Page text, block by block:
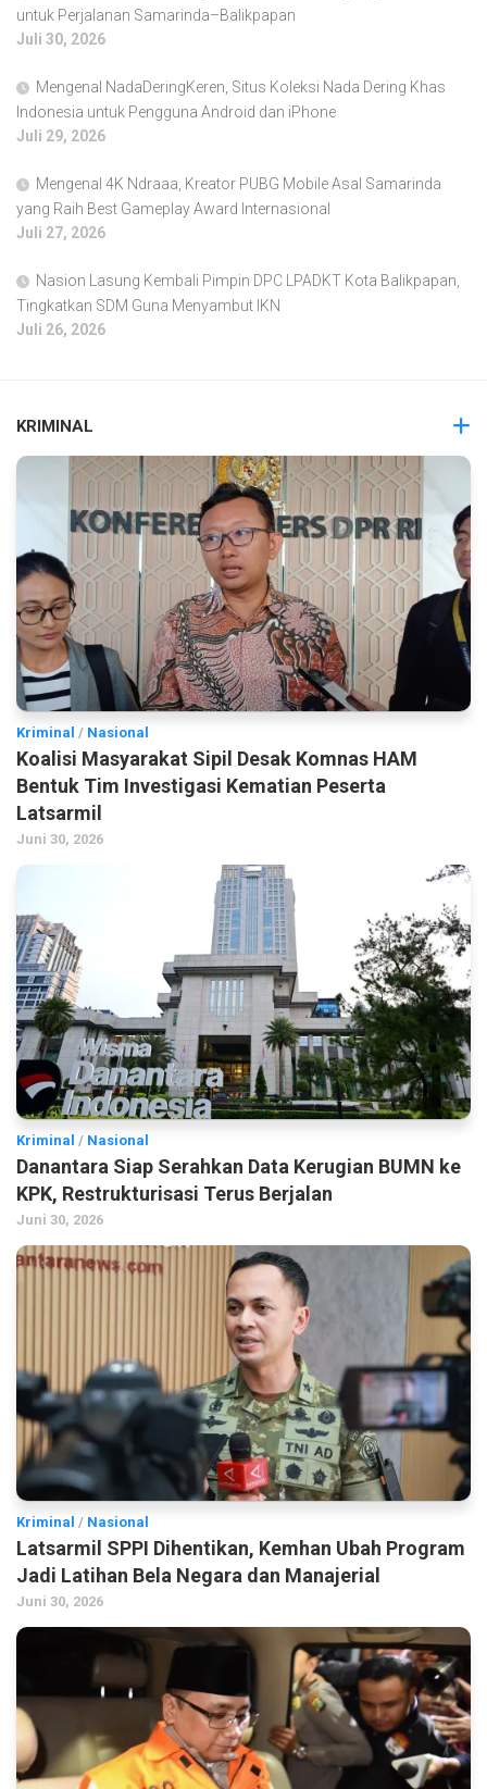
untuk Perjalanan Samarinda–Balikpapan
Juli 30, 2026
Mengenal NadaDeringKeren, Situs Koleksi Nada Dering Khas
Indonesia untuk Pengguna Android dan iPhone
Juli 29, 2026
Mengenal 4K Ndraaa, Kreator PUBG Mobile Asal Samarinda
yang Raih Best Gameplay Award Internasional
Juli 27, 2026
Nasion Lasung Kembali Pimpin DPC LPADKT Kota Balikpapan,
Tingkatkan SDM Guna Menyambut IKN
Juli 26, 2026
KRIMINAL
Kriminal / Nasional
Koalisi Masyarakat Sipil Desak Komnas HAM
Bentuk Tim Investigasi Kematian Peserta
Latsarmil
Juni 30, 2026
Kriminal / Nasional
Danantara Siap Serahkan Data Kerugian BUMN ke
KPK, Restrukturisasi Terus Berjalan
Juni 30, 2026
Kriminal / Nasional
Latsarmil SPPI Dihentikan, Kemhan Ubah Program
Jadi Latihan Bela Negara dan Manajerial
Juni 30, 2026